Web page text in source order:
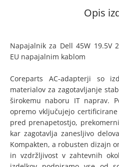
Opis
Napajalnik za Dell 45W 19.5V
EU napajalnim kablom
Coreparts AC-adapterji so
materialov za zagotavljanje
širokemu naboru IT naprav.
opremo vključujejo
pred prenapetostjo,
kar zagotavlja zanesljivo
Kompakten, a robusten dizajn
in vzdržljivost v zahtevnih